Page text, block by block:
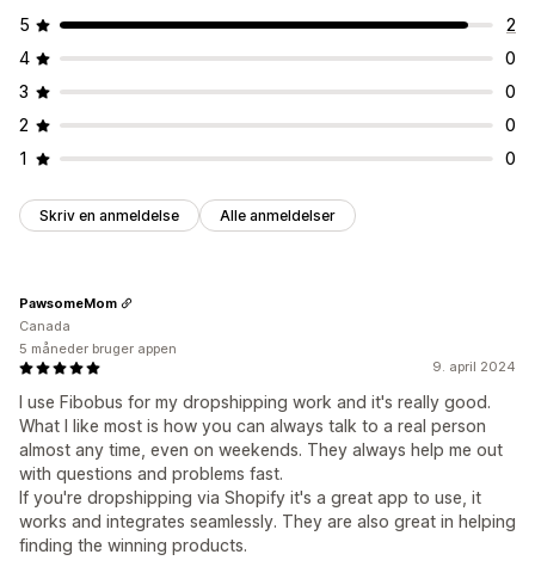
5
2
4
0
3
0
2
0
1
0
Skriv en anmeldelse Alle anmeldelser
9. april 2024
I use Fibobus for my dropshipping work and it's really good.
What I like most is how you can always talk to a real person
almost any time, even on weekends. They always help me out
with questions and problems fast.
If you're dropshipping via Shopify it's a great app to use, it
works and integrates seamlessly. They are also great in helping
finding the winning products.
PawsomeMom
Canada
5 måneder bruger appen